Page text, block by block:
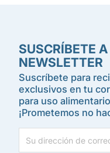
SUSCRÍBETE
NEWSLETTER
Suscríbete para
exclusivos en tu
para uso
¡Prometemos no